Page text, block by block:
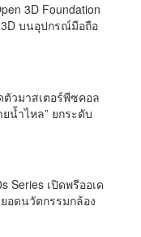
3D Foundation
บนอุปกรณ์มือถือ
ตัวมาสเตอร์พีซคอล
น้ำไหล” ยกระดับ
านศิลป์ระดับสากล
Series เปิดพรีออเด
อดนวัตกรรมกล้อง
ะ 5G Advanced